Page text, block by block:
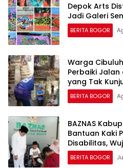
Depok Arts
Jadi Galeri
BERITA BOGOR
Warga
Perbaiki
yang Tak
BERITA BOGOR
BAZNAS
Bantuan Kaki
Disabilitas,
dalam
BERITA BOGOR